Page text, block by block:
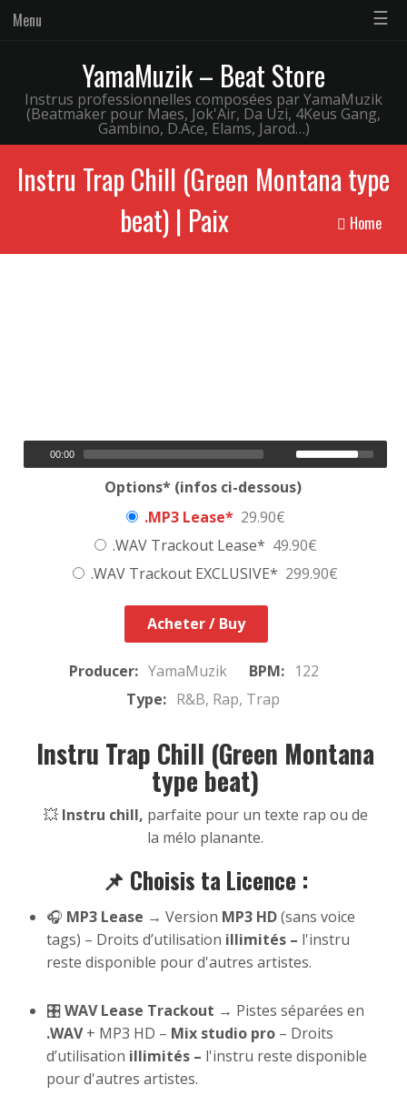
Menu ☰
YamaMuzik – Beat Store
Instrus professionnelles composées par YamaMuzik
(Beatmaker pour Maes, Jok'Air, Da Uzi, 4Keus Gang,
Gambino, D.Ace, Elams, Jarod…)
Instru Trap Chill (Green Montana type
beat) | Paix
Home
00:00
Options* (infos ci-dessous)
.MP3 Lease* 29.90€
.WAV Trackout Lease* 49.90€
.WAV Trackout EXCLUSIVE* 299.90€
Acheter / Buy
Producer: YamaMuzik BPM: 122
Type: R&B, Rap, Trap
Instru Trap Chill (Green Montana
type beat)
💥 Instru chill, parfaite pour un texte rap ou de
la mélo planante.
📌 Choisis ta Licence :
🎧 MP3 Lease → Version MP3 HD(sans voice
tags) – Droits d’utilisation illimités – l'instru
reste disponible pour d'autres artistes.
🎛WAV Lease Trackout → Pistes séparées en
.WAV+ MP3 HD – Mix studio pro – Droits
d’utilisation illimités – l'instru reste disponible
pour d'autres artistes.